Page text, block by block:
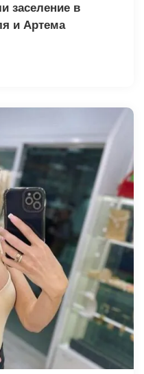
заселение в
и Артема